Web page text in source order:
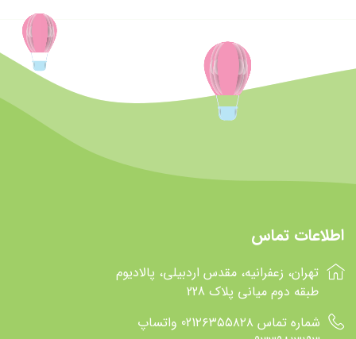
اطلاعات تماس
تهران، زعفرانیه، مقدس اردبیلی، پالادیوم
طبقه دوم میانی پلاک 228
شماره تماس 021۲۶۳۵۵۸۲۸ واتساپ